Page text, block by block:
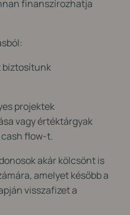
finanszírozhatja
biztosítunk
projektek
vagy értéktárgyak
flow-t.
akár kölcsönt is
amelyet később a
visszafizet a